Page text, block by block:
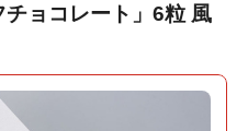
ョコレート」6粒 風